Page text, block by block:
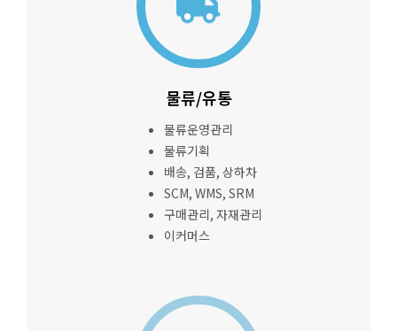
물류/유통
물류운영관리
물류기획
배송, 검품, 상하차
SCM, WMS, SRM
구매관리, 자재관리
이커머스